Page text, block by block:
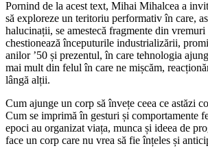
Pornind de la acest text, Mihai Mihalcea a
să exploreze un teritoriu performativ în care,
halucinații, se amestecă fragmente din
chestionează începuturile industrializării,
anilor ’50 și prezentul, în care tehnologia
mai mult din felul în care ne mișcăm,
lângă alții.
Cum ajunge un corp să învețe ceea ce astăzi
Cum se imprimă în gesturi și comportamente
epoci au organizat viața, munca și ideea de
face un corp care nu vrea să fie înțeles și